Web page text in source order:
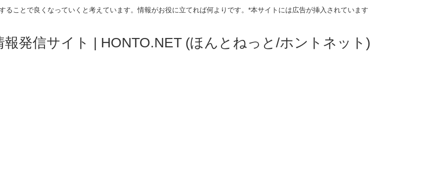
ることで良くなっていくと考えています。情報がお役に立てれば何よりです。*本サイトには広告が挿入されています
発信サイト | HONTO.NET (ほんとねっと/ホントネット)